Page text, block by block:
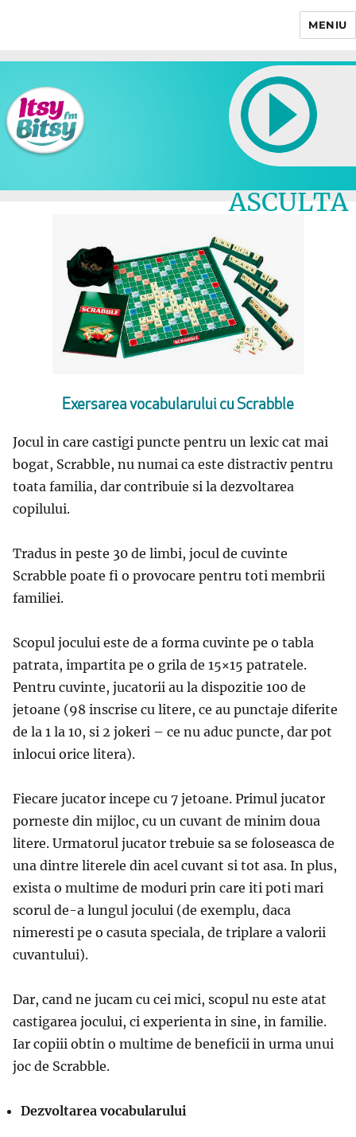
MENIU
ASCULTA
Exersarea vocabularului cu Scrabble
Jocul in care castigi puncte pentru un lexic cat mai
bogat, Scrabble, nu numai ca este distractiv pentru
toata familia, dar contribuie si la dezvoltarea
copilului.
Tradus in peste 30 de limbi, jocul de cuvinte
Scrabble poate fi o provocare pentru toti membrii
familiei.
Scopul jocului este de a forma cuvinte pe o tabla
patrata, impartita pe o grila de 15×15 patratele.
Pentru cuvinte, jucatorii au la dispozitie 100 de
jetoane (98 inscrise cu litere, ce au punctaje diferite
de la 1 la 10, si 2 jokeri – ce nu aduc puncte, dar pot
inlocui orice litera).
Fiecare jucator incepe cu 7 jetoane. Primul jucator
porneste din mijloc, cu un cuvant de minim doua
litere. Urmatorul jucator trebuie sa se foloseasca de
una dintre literele din acel cuvant si tot asa. In plus,
exista o multime de moduri prin care iti poti mari
scorul de-a lungul jocului (de exemplu, daca
nimeresti pe o casuta speciala, de triplare a valorii
cuvantului).
Dar, cand ne jucam cu cei mici, scopul nu este atat
castigarea jocului, ci experienta in sine, in familie.
Iar copiii obtin o multime de beneficii in urma unui
joc de Scrabble.
Dezvoltarea vocabularului